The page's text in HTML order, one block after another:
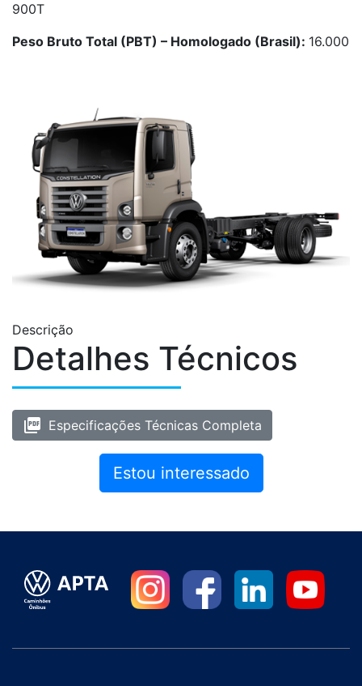
900T
Peso Bruto Total (PBT) – Homologado (Brasil): 16.000
Descrição
Detalhes Técnicos
picture_as_pdf Especificações Técnicas Completa
Estou interessado